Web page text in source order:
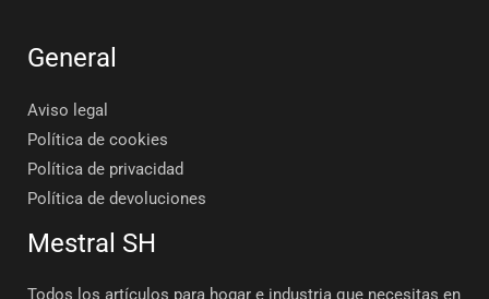
General
Aviso legal
Política de cookies
Política de privacidad
Política de devoluciones
Mestral SH
Todos los artículos para hogar e industria que necesitas en